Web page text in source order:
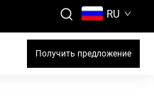
RU
Получить предложение